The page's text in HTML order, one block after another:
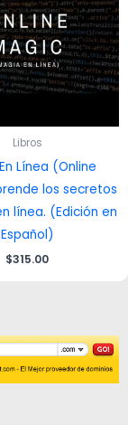
Libros
Línea (Online
los secretos
línea. (Edición en
Español)
$315.00